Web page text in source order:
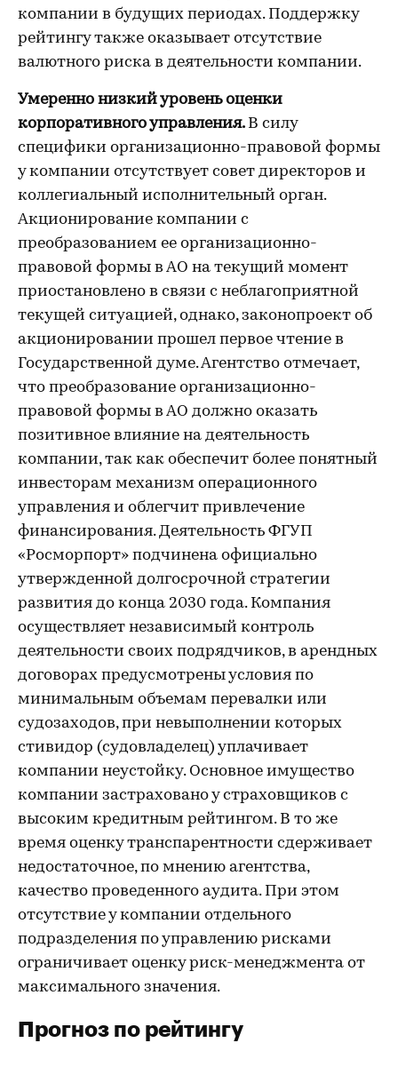
компании в будущих периодах. Поддержку
рейтингу также оказывает отсутствие
валютного риска в деятельности компании.
Умеренно низкий уровень оценки
корпоративного управления. В силу
специфики организационно-правовой формы
у компании отсутствует совет директоров и
коллегиальный исполнительный орган.
Акционирование компании с
преобразованием ее организационно-
правовой формы в АО на текущий момент
приостановлено в связи с неблагоприятной
текущей ситуацией, однако, законопроект об
акционировании прошел первое чтение в
Государственной думе. Агентство отмечает,
что преобразование организационно-
правовой формы в АО должно оказать
позитивное влияние на деятельность
компании, так как обеспечит более понятный
инвесторам механизм операционного
управления и облегчит привлечение
финансирования. Деятельность ФГУП
«Росморпорт» подчинена официально
утвержденной долгосрочной стратегии
развития до конца 2030 года. Компания
осуществляет независимый контроль
деятельности своих подрядчиков, в арендных
договорах предусмотрены условия по
минимальным объемам перевалки или
судозаходов, при невыполнении которых
стивидор (судовладелец) уплачивает
компании неустойку. Основное имущество
компании застраховано у страховщиков с
высоким кредитным рейтингом. В то же
время оценку транспарентности сдерживает
недостаточное, по мнению агентства,
качество проведенного аудита. При этом
отсутствие у компании отдельного
подразделения по управлению рисками
ограничивает оценку риск-менеджмента от
максимального значения.
Прогноз по рейтингу